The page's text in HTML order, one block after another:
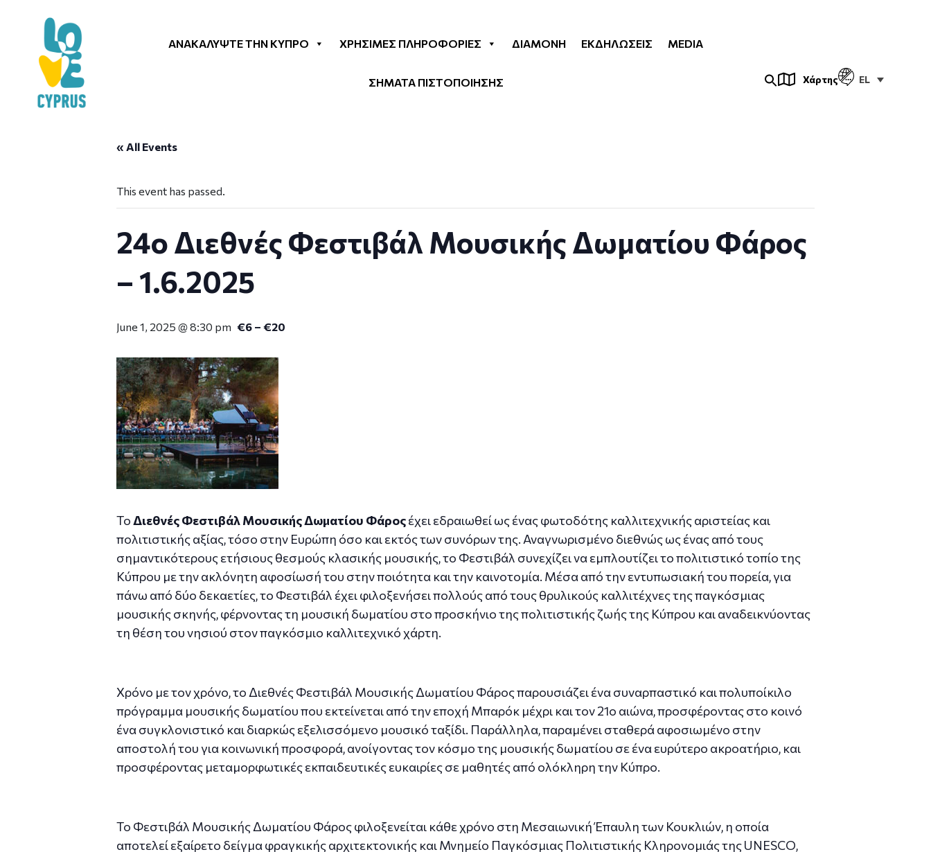
ΑΝΑΚΑΛΎΨΤΕ ΤΗΝ ΚΎΠΡΟ ΧΡΉΣΙΜΕΣ ΠΛΗΡΟΦΟΡΊΕΣ ΔΙΑΜΟΝΉ ΕΚΔΗΛΏΣΕΙΣ MEDIA
ΣΗΜΑΤΑ ΠΙΣΤΟΠΟΙΗΣΗΣ Χάρτης EL
« All Events
This event has passed.
24ο Διεθνές Φεστιβάλ Μουσικής Δωματίου Φάρος
– 1.6.2025
June 1, 2025 @ 8:30 pm €6 – €20
ΤοΔιεθνές Φεστιβάλ Μουσικής Δωματίου Φάροςέχει εδραιωθεί ως ένας φωτοδότης καλλιτεχνικής αριστείας και
πολιτιστικής αξίας, τόσο στην Ευρώπη όσο και εκτός των συνόρων της. Αναγνωρισμένο διεθνώς ως ένας από τους
σημαντικότερους ετήσιους θεσμούς κλασικής μουσικής, το Φεστιβάλ συνεχίζει να εμπλουτίζει το πολιτιστικό τοπίο της
Κύπρου με την ακλόνητη αφοσίωσή του στην ποιότητα και την καινοτομία. Μέσα από την εντυπωσιακή του πορεία, για
πάνω από δύο δεκαετίες, το Φεστιβάλ έχει φιλοξενήσει πολλούς από τους θρυλικούς καλλιτέχνες της παγκόσμιας
μουσικής σκηνής, φέρνοντας τη μουσική δωματίου στο προσκήνιο της πολιτιστικής ζωής της Κύπρου και αναδεικνύοντας
τη θέση του νησιού στον παγκόσμιο καλλιτεχνικό χάρτη.
Χρόνο με τον χρόνο, το Διεθνές Φεστιβάλ Μουσικής Δωματίου Φάρος παρουσιάζει ένα συναρπαστικό και πολυποίκιλο
πρόγραμμα μουσικής δωματίου που εκτείνεται από την εποχή Μπαρόκ μέχρι και τον 21ο αιώνα, προσφέροντας στο κοινό
ένα συγκλονιστικό και διαρκώς εξελισσόμενο μουσικό ταξίδι. Παράλληλα, παραμένει σταθερά αφοσιωμένο στην
αποστολή του για κοινωνική προσφορά, ανοίγοντας τον κόσμο της μουσικής δωματίου σε ένα ευρύτερο ακροατήριο, και
προσφέροντας μεταμορφωτικές εκπαιδευτικές ευκαιρίες σε μαθητές από ολόκληρη την Κύπρο.
Το Φεστιβάλ Μουσικής Δωματίου Φάρος φιλοξενείται κάθε χρόνο στη Μεσαιωνική Έπαυλη των Κουκλιών, η οποία
αποτελεί εξαίρετο δείγμα φραγκικής αρχιτεκτονικής και Μνημείο Παγκόσμιας Πολιτιστικής Κληρονομιάς της UNESCO,